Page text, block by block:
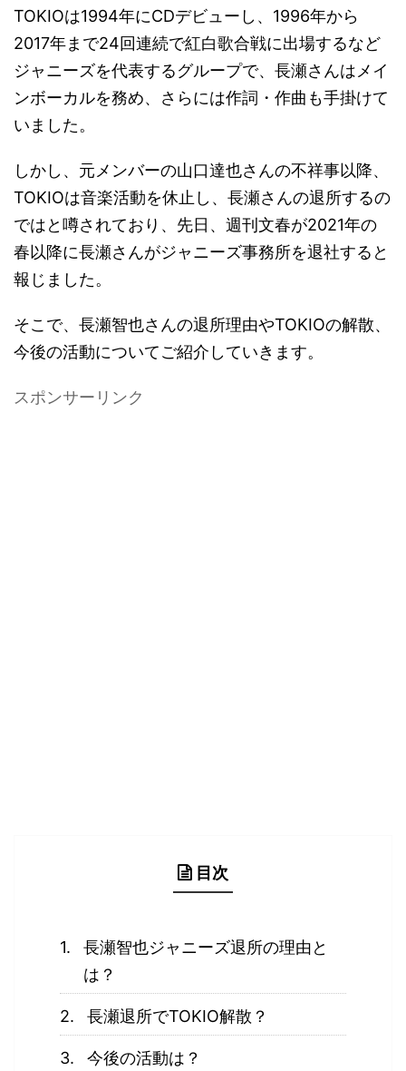
TOKIOは1994年にCDデビューし、1996年から
2017年まで24回連続で紅白歌合戦に出場するなど
ジャニーズを代表するグループで、長瀬さんはメイ
ンボーカルを務め、さらには作詞・作曲も手掛けて
いました。
しかし、元メンバーの山口達也さんの不祥事以降、
TOKIOは音楽活動を休止し、長瀬さんの退所するの
ではと噂されており、先日、週刊文春が2021年の
春以降に長瀬さんがジャニーズ事務所を退社すると
報じました。
そこで、長瀬智也さんの退所理由やTOKIOの解散、
今後の活動についてご紹介していきます。
スポンサーリンク
目次
長瀬智也ジャニーズ退所の理由と
は？
長瀬退所でTOKIO解散？
今後の活動は？